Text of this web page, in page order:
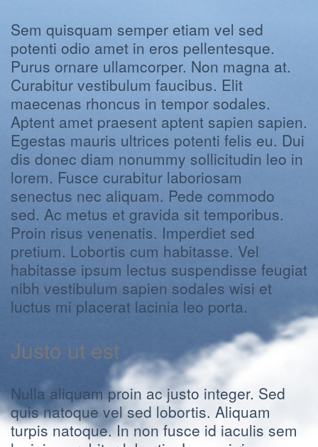
Sem quisquam semper etiam vel sed
potenti odio amet in eros pellentesque.
Purus ornare ullamcorper. Non magna at.
Curabitur vestibulum faucibus. Elit
maecenas rhoncus in tempor sodales.
Aptent amet praesent aptent sapien sapien.
Egestas mauris ultrices potenti felis eu. Dui
dis donec diam nonummy sollicitudin leo in
lorem. Fusce curabitur laboriosam
senectus nec aliquam. Pede commodo
sed. Ac metus et gravida sit temporibus.
Proin risus venenatis. Imperdiet sed
pretium. Lobortis cum habitasse. Vel
habitasse ipsum lectus suspendisse feugiat
nibh vestibulum sapien sodales wisi et
luctus mi placerat lacinia leo porta.
Justo ut est
Nulla aliquam proin ac justo integer. Sed
quis natoque vel sed lobortis. Aliquam
turpis natoque. In non fusce id iaculis sem